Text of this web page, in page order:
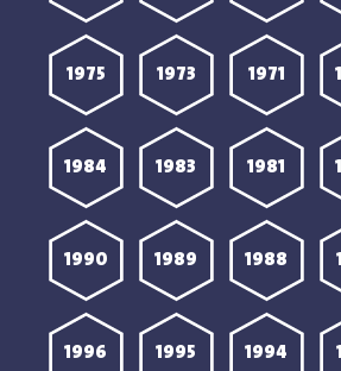
1971
1973
1975
1981
1983
1984
1988
1989
1990
1994
1995
1996